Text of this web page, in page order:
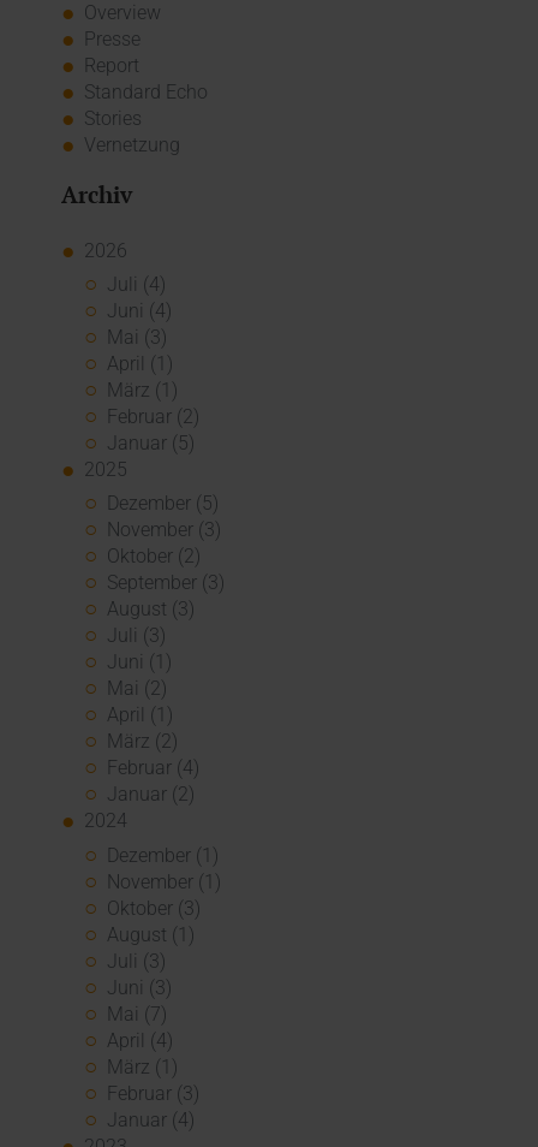
Overview
Presse
Report
Standard Echo
Stories
Vernetzung
Archiv
2026
Juli (4)
Juni (4)
Mai (3)
April (1)
März (1)
Februar (2)
Januar (5)
2025
Dezember (5)
November (3)
Oktober (2)
September (3)
August (3)
Juli (3)
Juni (1)
Mai (2)
April (1)
März (2)
Februar (4)
Januar (2)
2024
Dezember (1)
November (1)
Oktober (3)
August (1)
Juli (3)
Juni (3)
Mai (7)
April (4)
März (1)
Februar (3)
Januar (4)